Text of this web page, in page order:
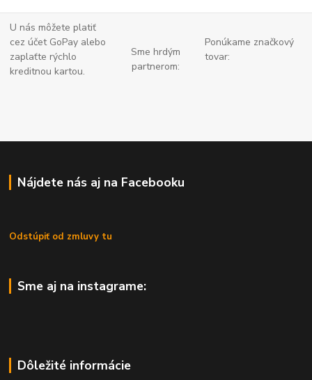
U nás môžete platiť
cez účet GoPay alebo
zaplaťte rýchlo
kreditnou kartou.
Sme hrdým
partnerom:
Ponúkame značkový
tovar:
Nájdete nás aj na Facebooku
Odstúpiť od zmluvy tu
Sme aj na instagrame:
Dôležité informácie